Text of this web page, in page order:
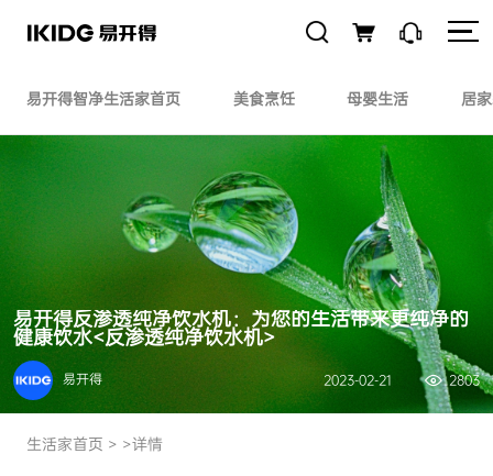
易开得智净生活家首页 美食烹饪 母婴生活 居
易开得反渗透纯净饮水机：为您的生活带来更纯净的
健康饮水<反渗透纯净饮水机>
易开得 2023-02-21 2803
生活家首页 > >详情